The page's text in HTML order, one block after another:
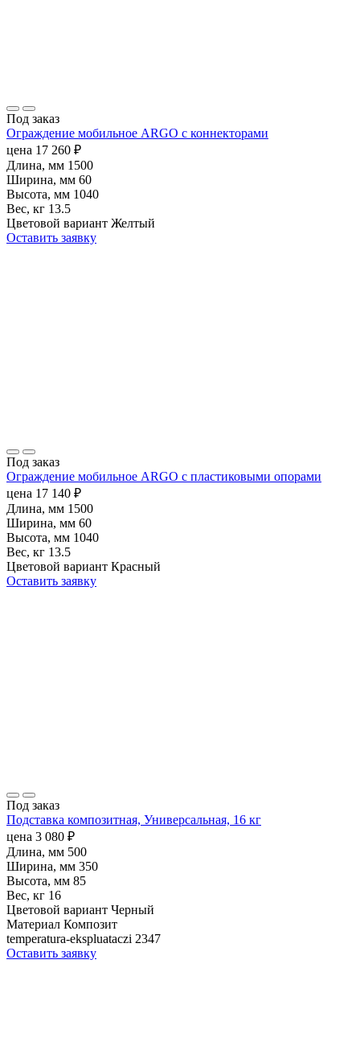
Под заказ
Ограждение мобильное ARGO с коннекторами
цена 17 260 ₽
Длина, мм 1500
Ширина, мм 60
Высота, мм 1040
Вес, кг 13.5
Цветовой вариант Желтый
Оставить заявку
Под заказ
Ограждение мобильное ARGO с пластиковыми опорами
цена 17 140 ₽
Длина, мм 1500
Ширина, мм 60
Высота, мм 1040
Вес, кг 13.5
Цветовой вариант Красный
Оставить заявку
Под заказ
Подставка композитная, Универсальная, 16 кг
цена 3 080 ₽
Длина, мм 500
Ширина, мм 350
Высота, мм 85
Вес, кг 16
Цветовой вариант Черный
Материал Композит
temperatura-ekspluataczi 2347
Оставить заявку